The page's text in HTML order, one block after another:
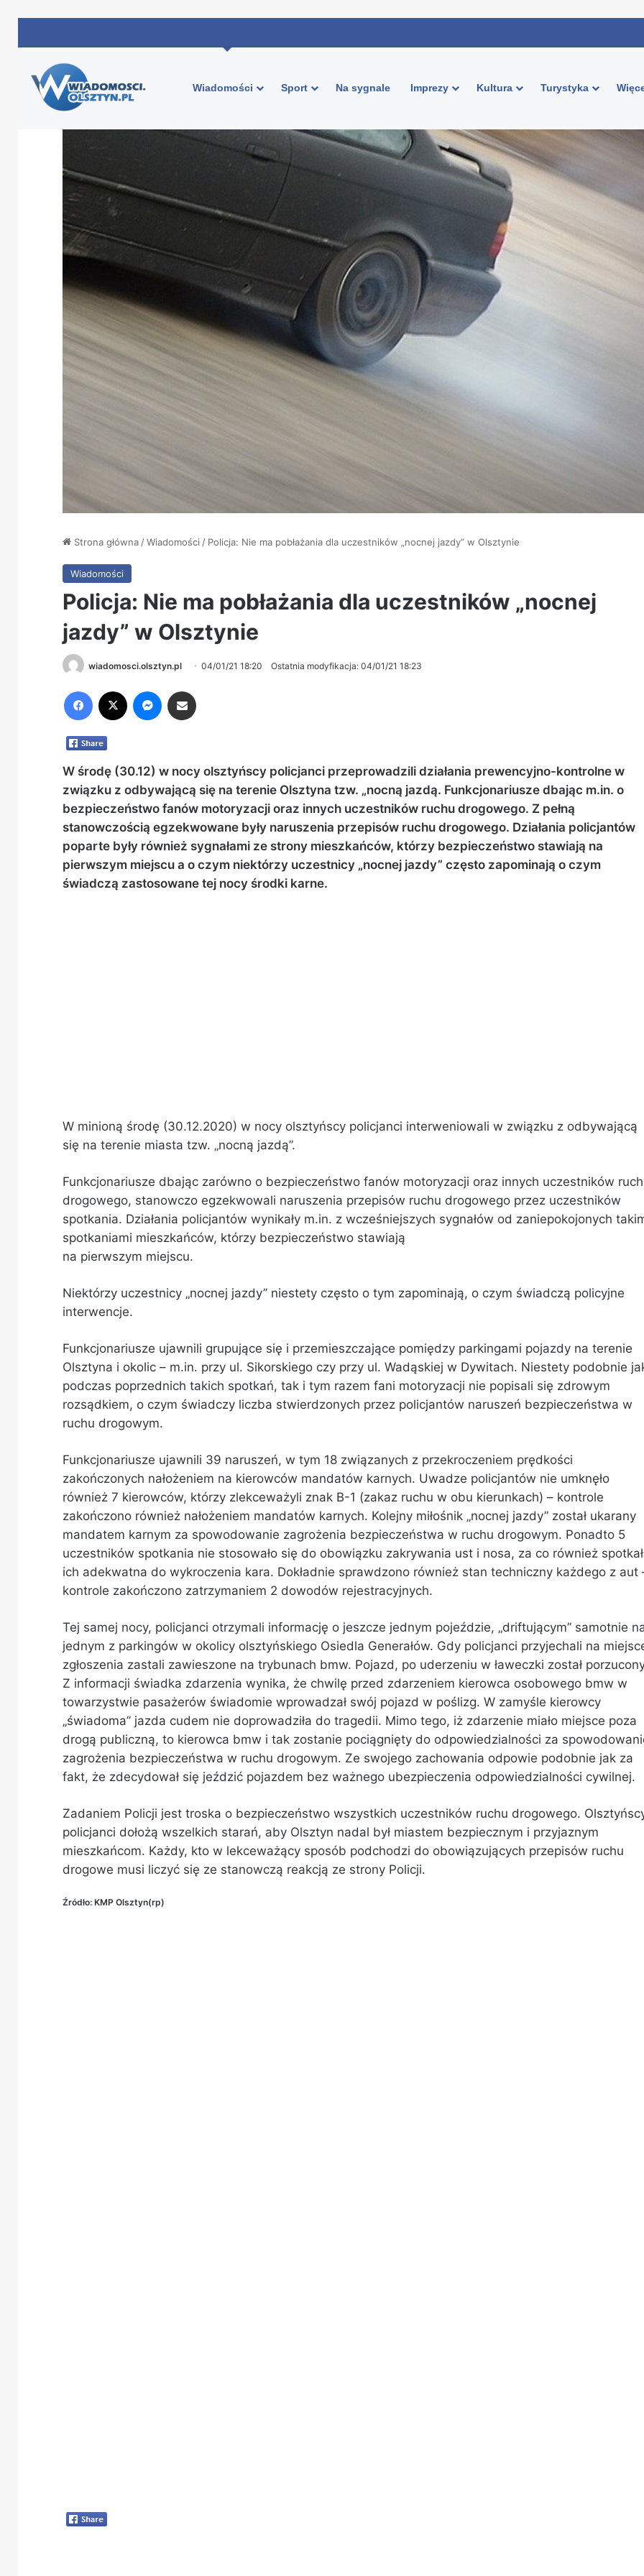
Wiadomości Sport Na sygnale Imprezy Kultura Turystyka
Strona główna /Wiadomości / Policja: Nie ma pobłażania dla uczestników „nocnej jazdy” w Olsztynie
Wiadomości
Policja: Nie ma pobłażania dla uczestników „nocnej
jazdy” w Olsztynie
wiadomosci.olsztyn.pl 04/01/21 18:20 Ostatnia modyfikacja: 04/01/21 18:23
W środę (30.12) w nocy olsztyńscy policjanci przeprowadzili działania prewencyjno-kontrolne w
związku z odbywającą się na terenie Olsztyna tzw. „nocną jazdą. Funkcjonariusze dbając m.in. o
bezpieczeństwo fanów motoryzacji oraz innych uczestników ruchu drogowego. Z pełną
stanowczością egzekwowane były naruszenia przepisów ruchu drogowego. Działania policjantów
poparte były również sygnałami ze strony mieszkańców, którzy bezpieczeństwo stawiają na
pierwszym miejscu a o czym niektórzy uczestnicy „nocnej jazdy” często zapominają o czym
świadczą zastosowane tej nocy środki karne.
W minioną środę (30.12.2020) w nocy olsztyńscy policjanci interweniowali w związku z odbywającą
się na terenie miasta tzw. „nocną jazdą”.
Funkcjonariusze dbając zarówno o bezpieczeństwo fanów motoryzacji oraz innych uczestników
drogowego, stanowczo egzekwowali naruszenia przepisów ruchu drogowego przez uczestników
spotkania. Działania policjantów wynikały m.in. z wcześniejszych sygnałów od zaniepokojonych
spotkaniami mieszkańców, którzy bezpieczeństwo stawiają
na pierwszym miejscu.
Niektórzy uczestnicy „nocnej jazdy” niestety często o tym zapominają, o czym świadczą policyjne
interwencje.
Funkcjonariusze ujawnili grupujące się i przemieszczające pomiędzy parkingami pojazdy na terenie
Olsztyna i okolic – m.in. przy ul. Sikorskiego czy przy ul. Wadąskiej w Dywitach. Niestety podobnie
podczas poprzednich takich spotkań, tak i tym razem fani motoryzacji nie popisali się zdrowym
rozsądkiem, o czym świadczy liczba stwierdzonych przez policjantów naruszeń bezpieczeństwa w
ruchu drogowym.
Funkcjonariusze ujawnili 39 naruszeń, w tym 18 związanych z przekroczeniem prędkości
zakończonych nałożeniem na kierowców mandatów karnych. Uwadze policjantów nie umknęło
również 7 kierowców, którzy zlekceważyli znak B-1 (zakaz ruchu w obu kierunkach) – kontrole
zakończono również nałożeniem mandatów karnych. Kolejny miłośnik „nocnej jazdy” został ukarany
mandatem karnym za spowodowanie zagrożenia bezpieczeństwa w ruchu drogowym. Ponadto 5
uczestników spotkania nie stosowało się do obowiązku zakrywania ust i nosa, za co również
ich adekwatna do wykroczenia kara. Dokładnie sprawdzono również stan techniczny każdego z aut
kontrole zakończono zatrzymaniem 2 dowodów rejestracyjnych.
Tej samej nocy, policjanci otrzymali informację o jeszcze jednym pojeździe, „driftującym” samotnie
jednym z parkingów w okolicy olsztyńskiego Osiedla Generałów. Gdy policjanci przyjechali na
zgłoszenia zastali zawieszone na trybunach bmw. Pojazd, po uderzeniu w ławeczki został
Z informacji świadka zdarzenia wynika, że chwilę przed zdarzeniem kierowca osobowego bmw w
towarzystwie pasażerów świadomie wprowadzał swój pojazd w poślizg. W zamyśle kierowcy
„świadoma” jazda cudem nie doprowadziła do tragedii. Mimo tego, iż zdarzenie miało miejsce poza
drogą publiczną, to kierowca bmw i tak zostanie pociągnięty do odpowiedzialności za
zagrożenia bezpieczeństwa w ruchu drogowym. Ze swojego zachowania odpowie podobnie jak za
fakt, że zdecydował się jeździć pojazdem bez ważnego ubezpieczenia odpowiedzialności cywilnej.
Zadaniem Policji jest troska o bezpieczeństwo wszystkich uczestników ruchu drogowego.
policjanci dołożą wszelkich starań, aby Olsztyn nadal był miastem bezpiecznym i przyjaznym
mieszkańcom. Każdy, kto w lekceważący sposób podchodzi do obowiązujących przepisów ruchu
drogowe musi liczyć się ze stanowczą reakcją ze strony Policji.
Źródło: KMP Olsztyn(rp)